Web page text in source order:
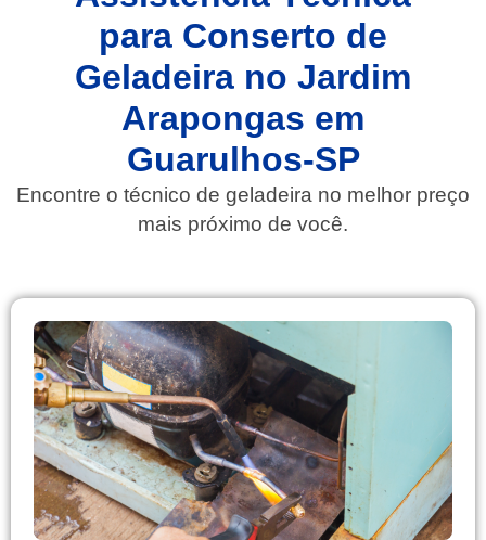
para Conserto de
Geladeira no Jardim
Arapongas em
Guarulhos-SP
Encontre o técnico de geladeira no melhor preço
mais próximo de você.